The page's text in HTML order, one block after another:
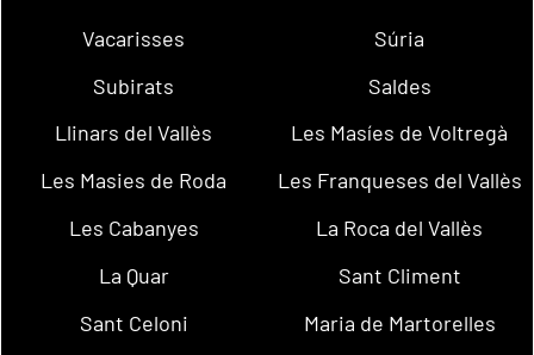
Vacarisses
Súria
Subirats
Saldes
Llinars del Vallès
Les Masíes de Voltregà
Les Masies de Roda
Les Franqueses del Vallès
Les Cabanyes
La Roca del Vallès
La Quar
Sant Climent
Sant Celoni
Maria de Martorelles